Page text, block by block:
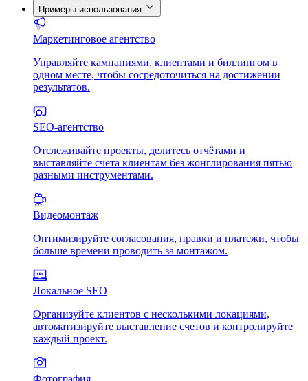
Примеры использования
Маркетинговое агентство
Управляйте кампаниями, клиентами и биллингом в
одном месте, чтобы сосредоточиться на достижении
результатов.
SEO-агентство
Отслеживайте проекты, делитесь отчётами и
выставляйте счета клиентам без жонглирования пятью
разными инструментами.
Видеомонтаж
Оптимизируйте согласования, правки и платежи, чтобы
больше времени проводить за монтажом.
Локальное SEO
Организуйте клиентов с несколькими локациями,
автоматизируйте выставление счетов и контролируйте
каждый проект.
Фотография